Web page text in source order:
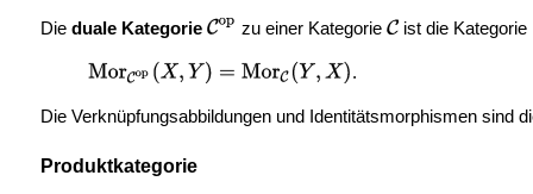
Die duale Kategorie zu einer Kategorie ist die
.
Die Verknüpfungsabbildungen und Identitätsmorphismen sind
Produktkategorie